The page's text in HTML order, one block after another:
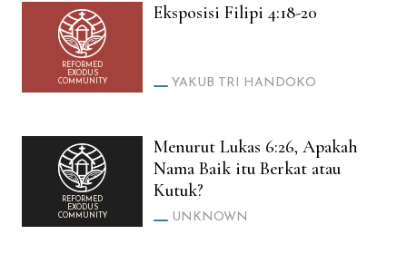
REFORMED
EXODUS
COMMUNITY
Eksposisi Filipi 4:18-20
YAKUB TRI HANDOKO
REFORMED
EXODUS
COMMUNITY
Menurut Lukas 6:26, Apakah
Nama Baik itu Berkat atau
Kutuk?
UNKNOWN